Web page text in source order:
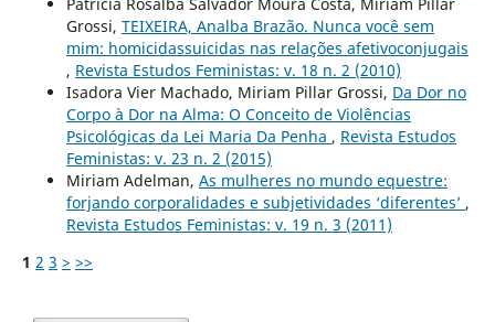
Grossi, TEIXEIRA, Analba Brazão. Nunca você sem
mim: homicidassuicidas nas relações afetivoconjugais
, Revista Estudos Feministas: v. 18 n. 2 (2010)
Isadora Vier Machado, Miriam Pillar Grossi, Da Dor no
Corpo à Dor na Alma: O Conceito de Violências
Psicológicas da Lei Maria Da Penha , Revista Estudos
Feministas: v. 23 n. 2 (2015)
Miriam Adelman, As mulheres no mundo equestre:
forjando corporalidades e subjetividades ‘diferentes’ ,
Revista Estudos Feministas: v. 19 n. 3 (2011)
1 2 3 > >>